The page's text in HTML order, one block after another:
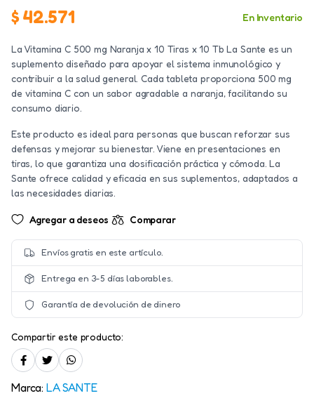
$42.571 En Inventario
La Vitamina C 500 mg Naranja x 10 Tiras x 10 Tb La Sante es un
suplemento diseñado para apoyar el sistema inmunológico y
contribuir a la salud general. Cada tableta proporciona 500 mg
de vitamina C con un sabor agradable a naranja, facilitando su
consumo diario.
Este producto es ideal para personas que buscan reforzar sus
defensas y mejorar su bienestar. Viene en presentaciones en
tiras, lo que garantiza una dosificación práctica y cómoda. La
Sante ofrece calidad y eficacia en sus suplementos, adaptados a
las necesidades diarias.
Agregar a deseos Comparar
Envíos gratis en este artículo.
Entrega en 3-5 días laborables.
Garantía de devolución de dinero
Compartir este producto:
Marca: LA SANTE